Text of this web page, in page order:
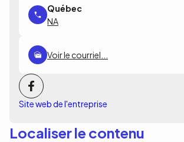
NA
Voir le courriel...
Site web de l'entreprise
Localiser le contenu